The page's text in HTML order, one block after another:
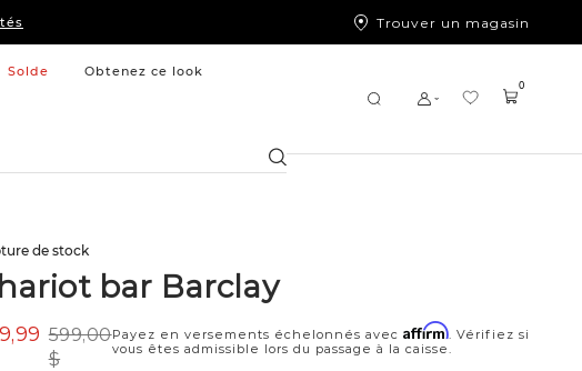
Trouver un magasin
Solde Obtenez ce look
Chercher
0
de stock
bar Barclay
599,00
$
Payez en versements échelonnés avec Affirm. Vérifiez si
vous êtes admissible lors du passage à la caisse.